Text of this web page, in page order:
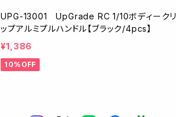
UPG-13001 UpGrade RC 1/10ボディークリ
ップアルミプルハンドル【ブラック/4pcs】
¥1,386
10%OFF